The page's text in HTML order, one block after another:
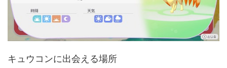
キュウコンに出会える場所